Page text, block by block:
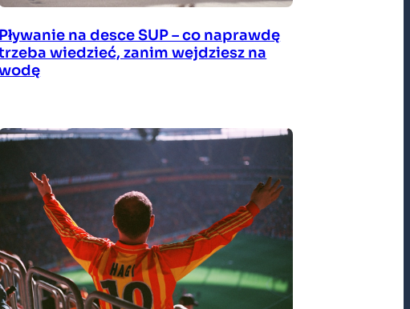
Pływanie na desce SUP – co naprawdę
wiedzieć, zanim wejdziesz na